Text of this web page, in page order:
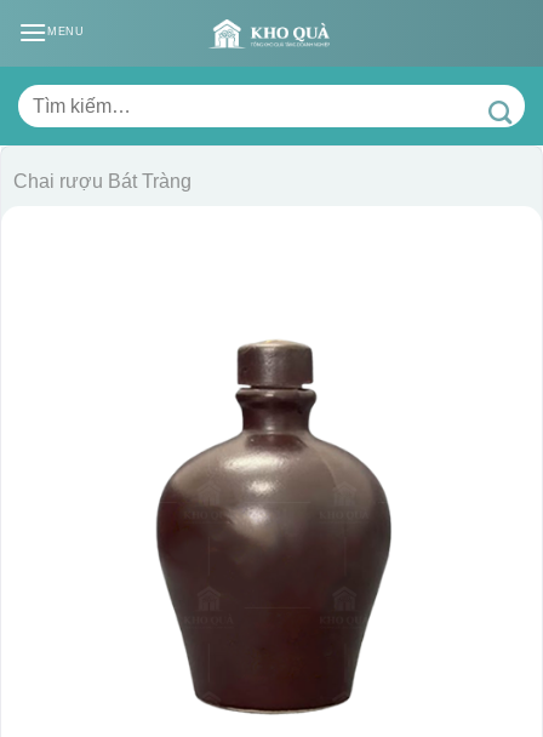
MENU
Tìm
kiếm:
Chai rượu Bát Tràng